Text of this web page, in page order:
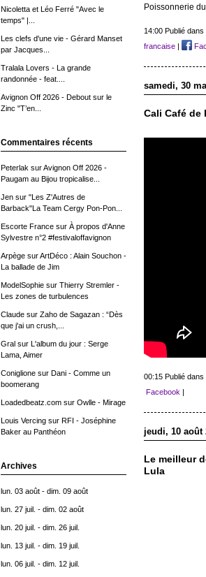
Nicoletta et Léo Ferré "Avec le
temps" |...
Les clefs d'une vie - Gérard Manset
par Jacques...
Tralala Lovers - La grande
randonnée - feat....
Avignon Off 2026 - Debout sur le
Zinc "T’en...
Commentaires récents
Peterlak surAvignon Off 2026 -
Paugam au Bijou tropicalise...
Jensur "Les Z'Autres de
Barback"La Team Cergy Pon-Pon...
Escorte Francesur À propos d'Anne
Sylvestre n°2 #festivaloffavignon
ArpègesurArtDéco : Alain Souchon -
La ballade de Jim
ModelSophiesur Thierry Stremler -
Les zones de turbulences
Claudesur Zaho de Sagazan : “Dès
que j'ai un crush,...
Gralsur L'album du jour : Serge
Lama, Aimer
Coniglionesur Dani - Comme un
boomerang
Loadedbeatz.comsur Owlle - Mirage
Louis Vercingsur RFI - Joséphine
Baker au Panthéon
Archives
lun. 03 août - dim. 09 août
lun. 27 juil. - dim. 02 août
lun. 20 juil. - dim. 26 juil.
lun. 13 juil. - dim. 19 juil.
lun. 06 juil. - dim. 12 juil.
Poissonnerie
14:00 Publié dans
francaise|
samedi, 30
Cali Café de
00:15 Publié dans
Facebook
jeudi, 10 août
Le meilleur
Lula